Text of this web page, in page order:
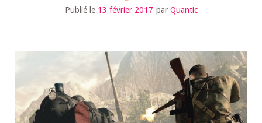
Publié le 13 février 2017 par Quantic